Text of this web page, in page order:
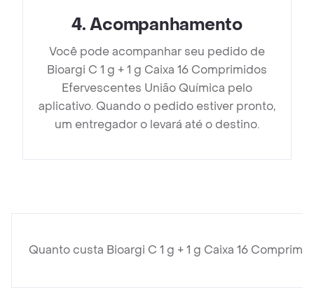
4.Acompanhamento
Você pode acompanhar seu pedido de
Bioargi C 1 g + 1 g Caixa 16 Comprimidos
Efervescentes União Química pelo
aplicativo. Quando o pedido estiver pronto,
um entregador o levará até o destino.
Quanto custa Bioargi C 1 g + 1 g Caixa 16